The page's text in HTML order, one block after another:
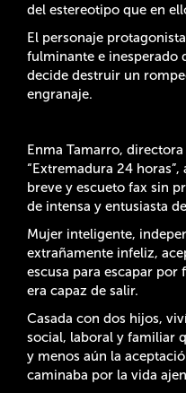
del estereotipo que en
El personaje
fulminante e inesperado
decide destruir un
engranaje.
Enma Tamarro,
“Extremadura 24
breve y escueto fax sin
de intensa y entusiasta
Mujer inteligente,
extrañamente infeliz,
escusa para escapar
era capaz de salir.
Casada con dos hijos,
social, laboral y familiar
y menos aún la
caminaba por la vida